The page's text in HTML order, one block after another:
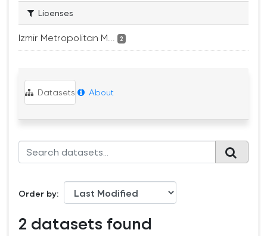
Licenses
Izmir Metropolitan M... 2
Datasets About
Order by
2 datasets found